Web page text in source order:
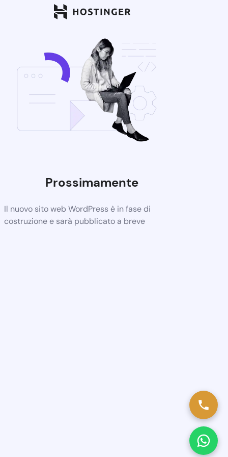
Prossimamente
Il nuovo sito web WordPress è in fase di
costruzione e sarà pubblicato a breve